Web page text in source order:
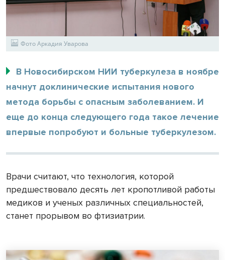
Фото Аркадия Уварова
В Новосибирском НИИ туберкулеза в ноябре
начнут доклинические испытания нового
метода борьбы с опасным заболеванием. И
еще до конца следующего года такое лечение
впервые попробуют и больные туберкулезом.
Врачи считают, что технология, которой
предшествовало десять лет кропотливой работы
медиков и ученых различных специальностей,
станет прорывом во фтизиатрии.